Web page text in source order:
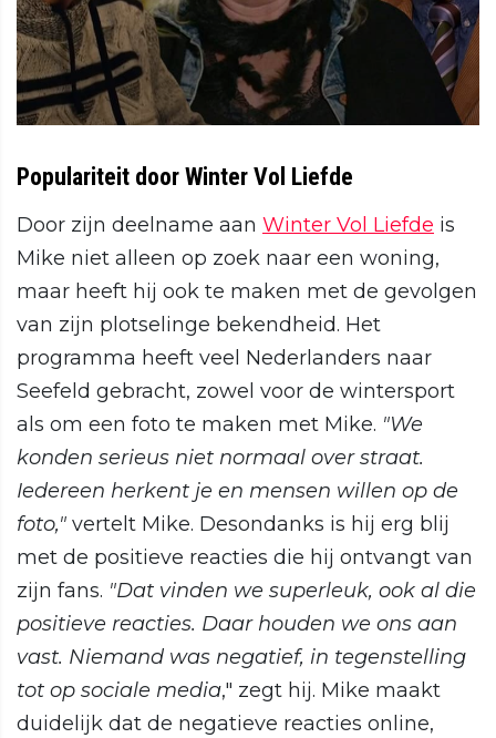
Populariteit door Winter Vol Liefde
Door zijn deelname aan Winter Vol Liefde is
Mike niet alleen op zoek naar een woning,
maar heeft hij ook te maken met de gevolgen
van zijn plotselinge bekendheid. Het
programma heeft veel Nederlanders naar
Seefeld gebracht, zowel voor de wintersport
als om een foto te maken met Mike. "We
konden serieus niet normaal over straat.
Iedereen herkent je en mensen willen op de
foto," vertelt Mike. Desondanks is hij erg blij
met de positieve reacties die hij ontvangt van
zijn fans. "Dat vinden we superleuk, ook al die
positieve reacties. Daar houden we ons aan
vast. Niemand was negatief, in tegenstelling
tot op sociale media," zegt hij. Mike maakt
duidelijk dat de negatieve reacties online,